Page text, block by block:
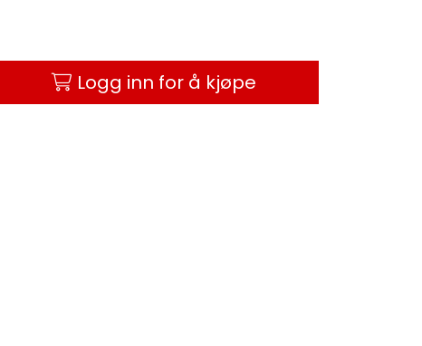
Logg inn for å kjøpe